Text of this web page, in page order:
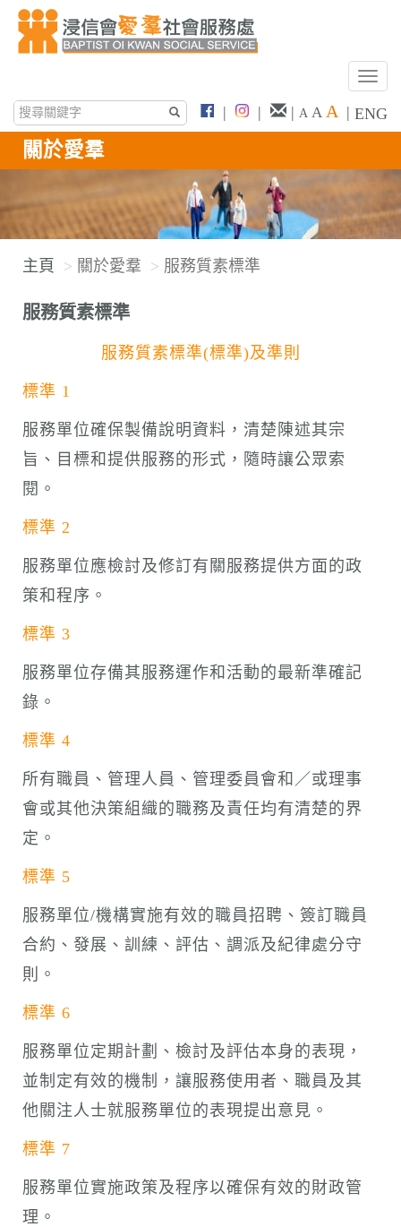
T
g
l
n
a
| | | A A A | ENG
關於愛羣
主頁 關於愛羣 服務質素標準
服務質素標準
服務質素標準(標準)及準則
標準 1
服務單位確保製備說明資料，清楚陳述其宗
旨、目標和提供服務的形式，隨時讓公眾索
閱。
標準 2
服務單位應檢討及修訂有關服務提供方面的政
策和程序。
標準 3
服務單位存備其服務運作和活動的最新準確記
錄。
標準 4
所有職員、管理人員、管理委員會和／或理事
會或其他決策組織的職務及責任均有清楚的界
定。
標準 5
服務單位/機構實施有效的職員招聘、簽訂職員
合約、發展、訓練、評估、調派及紀律處分守
則。
標準 6
服務單位定期計劃、檢討及評估本身的表現，
並制定有效的機制，讓服務使用者、職員及其
他關注人士就服務單位的表現提出意見。
標準 7
服務單位實施政策及程序以確保有效的財政管
理。